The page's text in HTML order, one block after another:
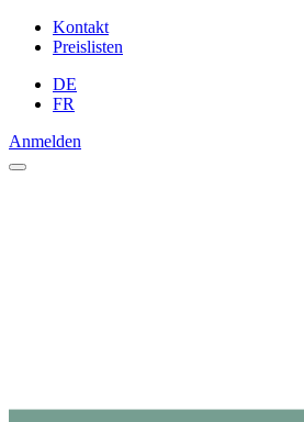
Kontakt
Preislisten
DE
FR
Anmelden